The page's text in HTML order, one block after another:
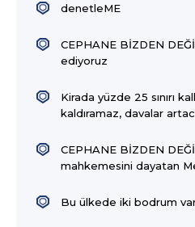
denetleME
CEPHANE BİZDEN
ediyoruz
Kirada yüzde 25 sınırı
kaldıramaz, davalar
CEPHANE BİZDEN
mahkemesini dayatan
Bu ülkede iki bodrum